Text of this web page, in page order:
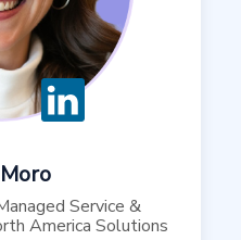
Service &
America Solutions